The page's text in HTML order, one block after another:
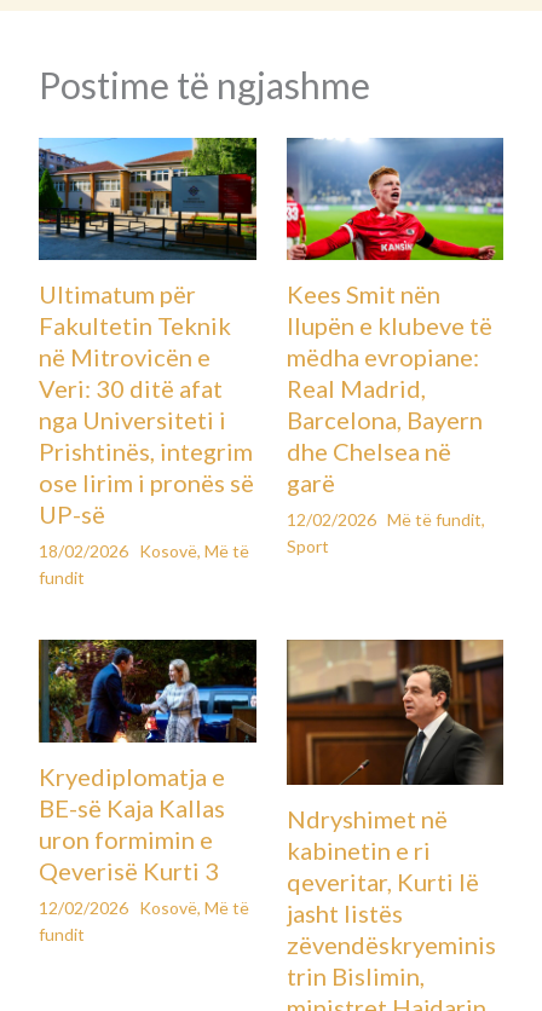
Postime të ngjashme
Ultimatum për
Fakultetin Teknik
në Mitrovicën e
Veri: 30 ditë afat
nga Universiteti i
Prishtinës, integrim
ose lirim i pronës së
UP-së
18/02/2026 Kosovë,Më të
fundit
Kees Smit nën
llupën e klubeve të
mëdha evropiane:
Real Madrid,
Barcelona, Bayern
dhe Chelsea në
garë
12/02/2026 Më të fundit,
Sport
Kryediplomatja e
BE-së Kaja Kallas
uron formimin e
Qeverisë Kurti 3
12/02/2026 Kosovë,Më të
fundit
Ndryshimet në
kabinetin e ri
qeveritar, Kurti lë
jasht listës
zëvendëskryeminis
trin Bislimin,